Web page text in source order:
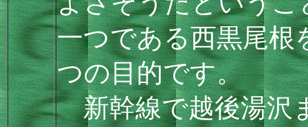
一つである西黒尾根
つの目的です。
新幹線で越後湯沢